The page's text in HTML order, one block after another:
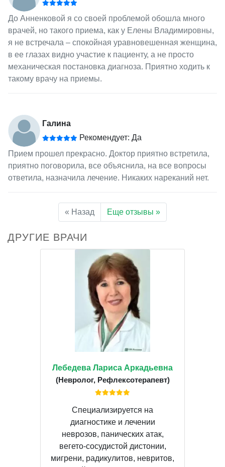
До Анненковой я со своей проблемой обошла много
врачей, но такого приема, как у Елены Владимировны,
я не встречала – спокойная уравновешенная женщина,
в ее глазах видно участие к пациенту, а не просто
механическая постановка диагноза. Приятно ходить к
такому врачу на приемы.
Галина
Рекомендует: Да
Прием прошел прекрасно. Доктор приятно встретила,
приятно поговорила, все объяснила, на все вопросы
ответила, назначила лечение. Никаких нареканий нет.
« Назад Еще отзывы »
ДРУГИЕ ВРАЧИ
Лебедева Лариса Аркадьевна
(Невролог, Рефлексотерапевт)
Специализируется на
диагностике и лечении
неврозов, панических атак,
вегето-сосудистой дистонии,
мигрени, радикулитов, невритов,